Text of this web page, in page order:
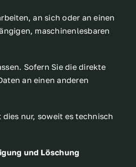
an sich oder an einen
maschinenlesbaren
Sofern Sie die direkte
an einen anderen
nur, soweit es technisch
und Löschung